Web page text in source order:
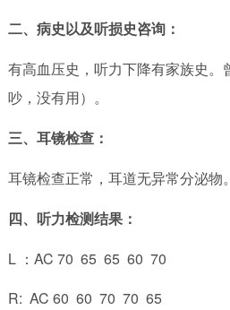
二、病史以及听损史咨询：
有高血压史，听力下降有家族史。
吵，没有用）。
三、耳镜检查：
耳镜检查正常，耳道无异常分泌物。
四、听力检测结果：
L ：AC 70 65 65 60 70
R: AC 60 60 70 70 65